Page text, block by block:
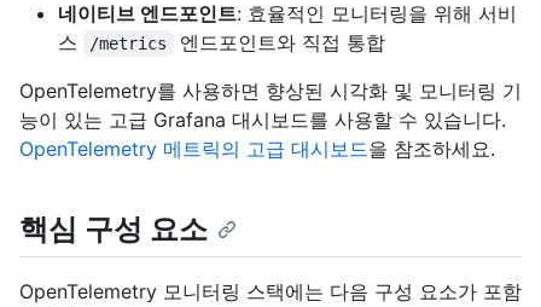
네이티브 엔드포인트: 효율적인 모니터링을 위해 서비
스
/metrics
엔드포인트와 직접 통합
OpenTelemetry를 사용하면 향상된 시각화 및 모니터링 기
능이 있는 고급 Grafana 대시보드를 사용할 수 있습니다.
OpenTelemetry 메트릭의 고급 대시보드을 참조하세요.
핵심 구성 요소
OpenTelemetry 모니터링 스택에는 다음 구성 요소가 포함